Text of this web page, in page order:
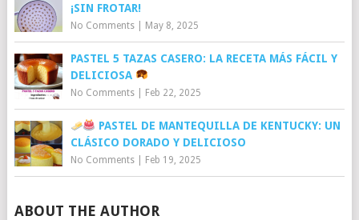
¡SIN FROTAR!
No Comments| May 8, 2025
PASTEL 5 TAZAS CASERO: LA RECETA MÁS FÁCIL Y
DELICIOSA
No Comments| Feb 22, 2025
PASTEL DE MANTEQUILLA DE KENTUCKY: UN
CLÁSICO DORADO Y DELICIOSO
No Comments| Feb 19, 2025
ABOUT THE AUTHOR